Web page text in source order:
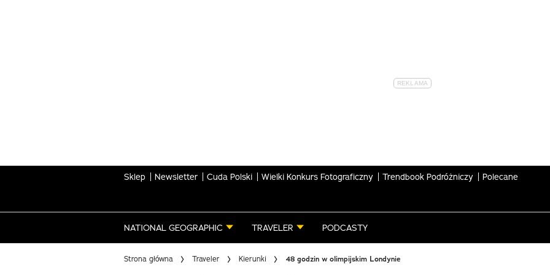
Sklep Newsletter Cuda Polski Wielki Konkurs Fotograficzny Trendbook Podróżniczy Polecane
NATIONAL GEOGRAPHIC TRAVELER PODCASTY
Strona główna Traveler Kierunki 48 godzin w olimpijskim Londynie